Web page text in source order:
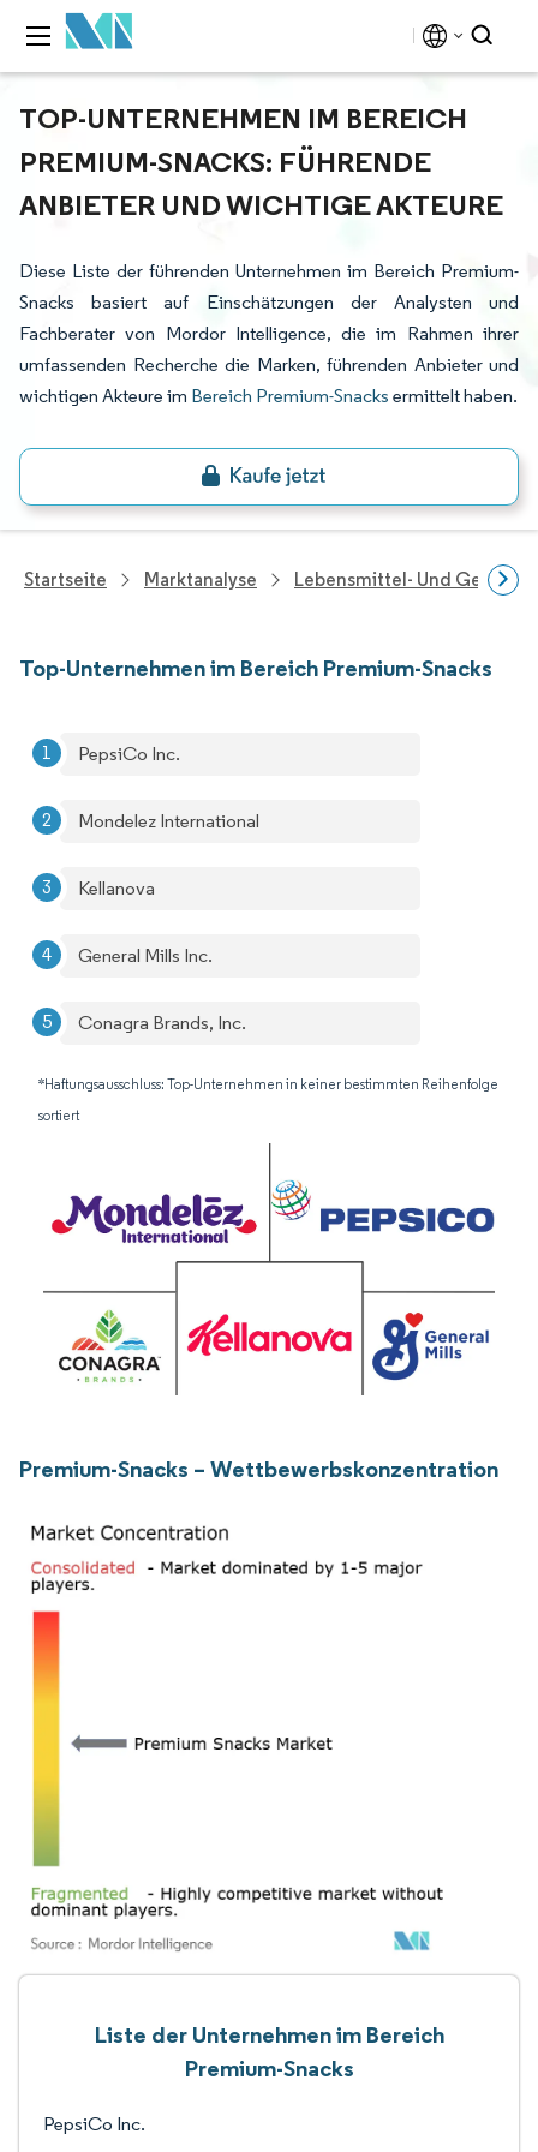
TOP-UNTERNEHMEN IM BEREICH
PREMIUM-SNACKS: FÜHRENDE
ANBIETER UND WICHTIGE AKTEURE
Diese Liste der führenden Unternehmen im Bereich Premium-
Snacks basiert auf Einschätzungen der Analysten und
Fachberater von Mordor Intelligence, die im Rahmen ihrer
umfassenden Recherche die Marken, führenden Anbieter und
wichtigen Akteure im Bereich Premium-Snacks ermittelt haben.
Startseite Marktanalyse Lebensmittel- Und
Top-Unternehmen im Bereich Premium-Snacks
PepsiCo Inc.
Mondelez International
Kellanova
General Mills Inc.
Conagra Brands, Inc.
*Haftungsausschluss: Top-Unternehmen in keiner bestimmten Reihenfolge
sortiert
Premium-Snacks – Wettbewerbskonzentration
Liste der Unternehmen im Bereich
Premium-Snacks
PepsiCo Inc.